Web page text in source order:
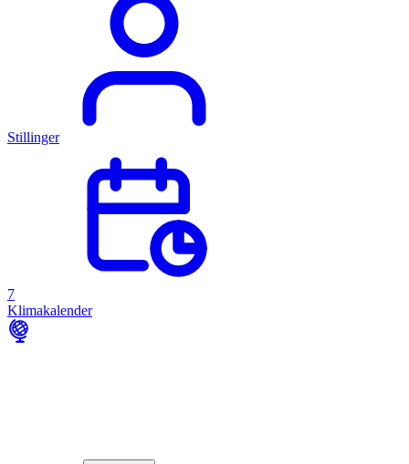
Stillinger
7
Klimakalender